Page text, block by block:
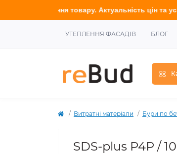
товару. Актуальність цін та усю
УТЕПЛЕННЯ ФАСАДІВ БЛОГ
Витратні матеріали Бури по
SDS-plus P4P /